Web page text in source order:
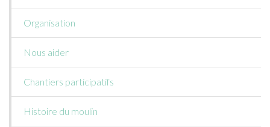
Organisation
Nous aider
Chantiers participatifs
Histoire du moulin